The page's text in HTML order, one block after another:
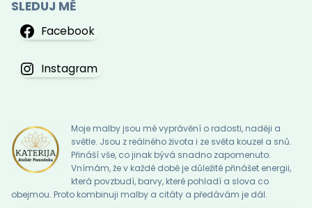
SLEDUJ MĚ
Facebook
Instagram
Moje malby jsou mé vyprávění o radosti, naději a
světle. Jsou z reálného života i ze světa kouzel a snů.
Přináší vše, co jinak bývá snadno zapomenuto.
Vnímám, že v každé době je důležité přinášet energii,
která povzbudí, barvy, které pohladí a slova co
obejmou. Proto kombinuji malby a citáty a předávám je dál.